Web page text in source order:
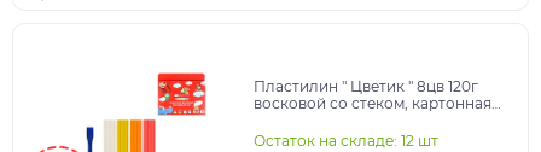
Пластилин " Цветик " 8цв 120г
восковой со стеком, картонная
Остаток на складе: 12 шт